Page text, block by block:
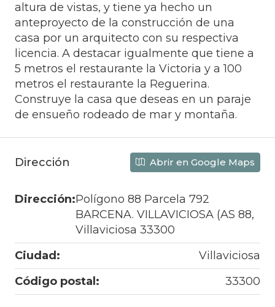
altura de vistas, y tiene ya hecho un
anteproyecto de la construcción de una
casa por un arquitecto con su respectiva
licencia. A destacar igualmente que tiene a
5 metros el restaurante la Victoria y a 100
metros el restaurante la Reguerina.
Construye la casa que deseas en un paraje
de ensueño rodeado de mar y montaña.
Dirección Abrir en Google Maps
Dirección:Polígono 88 Parcela 792
BARCENA. VILLAVICIOSA (AS 88,
Villaviciosa 33300
Ciudad:
Villaviciosa
Código postal:
33300